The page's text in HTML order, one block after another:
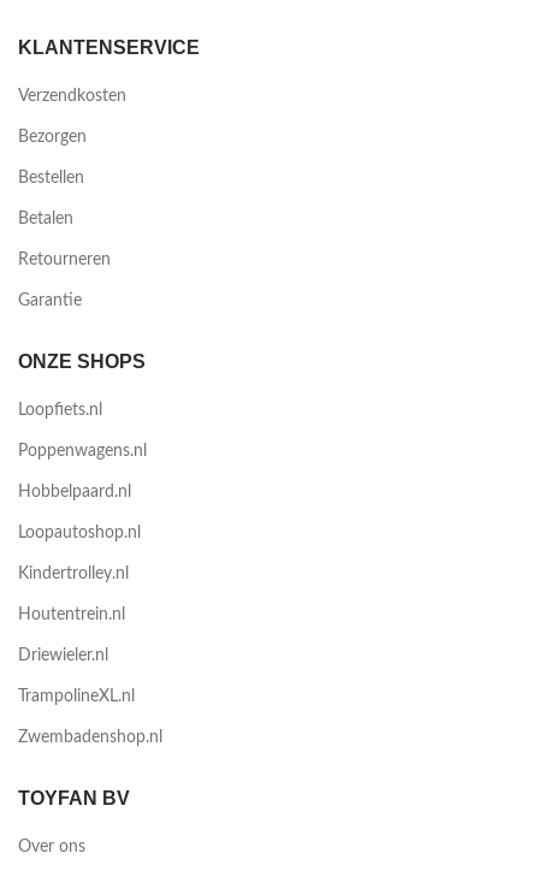
KLANTENSERVICE
Verzendkosten
Bezorgen
Bestellen
Betalen
Retourneren
Garantie
ONZE SHOPS
Loopfiets.nl
Poppenwagens.nl
Hobbelpaard.nl
Loopautoshop.nl
Kindertrolley.nl
Houtentrein.nl
Driewieler.nl
TrampolineXL.nl
Zwembadenshop.nl
TOYFAN BV
Over ons